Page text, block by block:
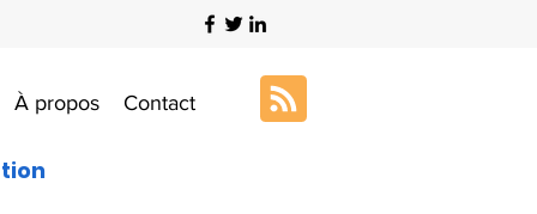
À propos Contact